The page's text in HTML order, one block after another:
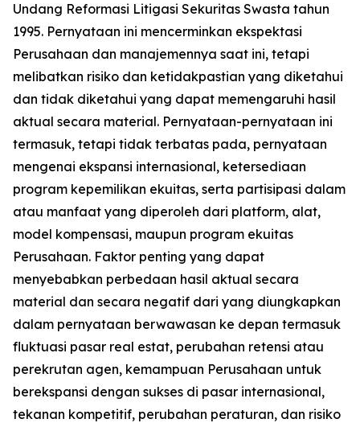
Undang Reformasi Litigasi Sekuritas Swasta tahun
1995. Pernyataan ini mencerminkan ekspektasi
Perusahaan dan manajemennya saat ini, tetapi
melibatkan risiko dan ketidakpastian yang diketahui
dan tidak diketahui yang dapat memengaruhi hasil
aktual secara material. Pernyataan-pernyataan ini
termasuk, tetapi tidak terbatas pada, pernyataan
mengenai ekspansi internasional, ketersediaan
program kepemilikan ekuitas, serta partisipasi dalam
atau manfaat yang diperoleh dari platform, alat,
model kompensasi, maupun program ekuitas
Perusahaan. Faktor penting yang dapat
menyebabkan perbedaan hasil aktual secara
material dan secara negatif dari yang diungkapkan
dalam pernyataan berwawasan ke depan termasuk
fluktuasi pasar real estat, perubahan retensi atau
perekrutan agen, kemampuan Perusahaan untuk
berekspansi dengan sukses di pasar internasional,
tekanan kompetitif, perubahan peraturan, dan risiko